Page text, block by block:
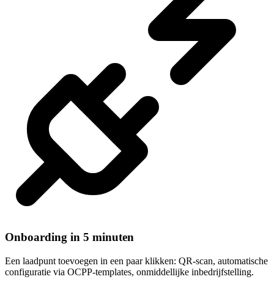
Onboarding in 5 minuten
Een laadpunt toevoegen in een paar klikken: QR-scan, automatische
configuratie via OCPP-templates, onmiddellijke inbedrijfstelling.